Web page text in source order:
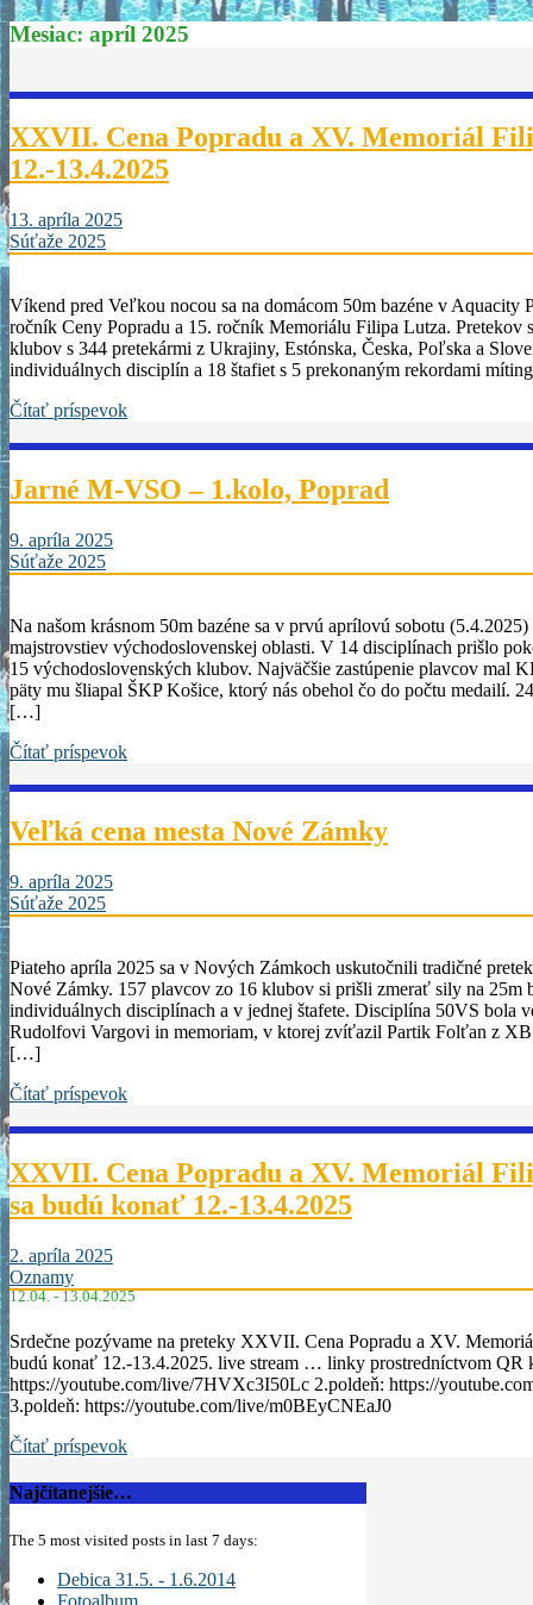
Mesiac: apríl 2025
XXVII. Cena Popradu a XV. Memoriál
12.-13.4.2025
13. apríla 2025
Súťaže 2025
Víkend pred Veľkou nocou sa na domácom 50m bazéne v Aquacity
ročník Ceny Popradu a 15. ročník Memoriálu Filipa Lutza. Pretekov
klubov s 344 pretekármi z Ukrajiny, Estónska, Česka, Poľska a
individuálnych disciplín a 18 štafiet s 5 prekonaným rekordami
Čítať príspevok
Jarné M-VSO – 1.kolo, Poprad
9. apríla 2025
Súťaže 2025
Na našom krásnom 50m bazéne sa v prvú aprílovú sobotu
majstrovstiev východoslovenskej oblasti. V 14 disciplínach prišlo
15 východoslovenských klubov. Najväčšie zastúpenie plavcov mal
päty mu šliapal ŠKP Košice, ktorý nás obehol čo do počtu medailí.
[…]
Čítať príspevok
Veľká cena mesta Nové Zámky
9. apríla 2025
Súťaže 2025
Piateho apríla 2025 sa v Nových Zámkoch uskutočnili tradičné
Nové Zámky. 157 plavcov zo 16 klubov si prišli zmerať sily na 25m
individuálnych disciplínach a v jednej štafete. Disciplína 50VS bola
Rudolfovi Vargovi in memoriam, v ktorej zvíťazil Partik Folťan z
[…]
Čítať príspevok
XXVII. Cena Popradu a XV. Memoriál
sa budú konať 12.-13.4.2025
2. apríla 2025
Oznamy
12.04. - 13.04.2025
Srdečne pozývame na preteky XXVII. Cena Popradu a XV.
budú konať 12.-13.4.2025. live stream … linky prostredníctvom QR
https://youtube.com/live/7HVXc3I50Lc 2.poldeň: https://
3.poldeň: https://youtube.com/live/m0BEyCNEaJ0
Čítať príspevok
Najčítanejšie…
The 5 most visited posts in last 7 days:
Debica 31.5. - 1.6.2014